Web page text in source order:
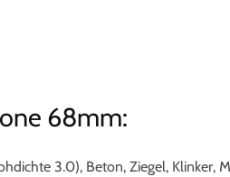
68mm:
3.0), Beton, Ziegel,